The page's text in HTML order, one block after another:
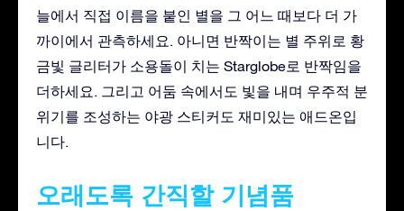
늘에서 직접 이름을 붙인 별을 그 어느 때보다 더 가
까이에서 관측하세요. 아니면 반짝이는 별 주위로 황
금빛 글리터가 소용돌이 치는 Starglobe로 반짝임을
더하세요. 그리고 어둠 속에서도 빛을 내며 우주적 분
위기를 조성하는 야광 스티커도 재미있는 애드온입
니다.
오래도록 간직할 기념품